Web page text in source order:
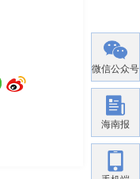
微信公众号
海南报